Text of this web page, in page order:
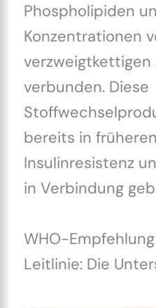
Phospholipiden
Konzentrationen
verzweigtkettigen
verbunden. Diese
bereits in
Insulinresistenz
in Verbindung
WHO-
Leitlinie: Die